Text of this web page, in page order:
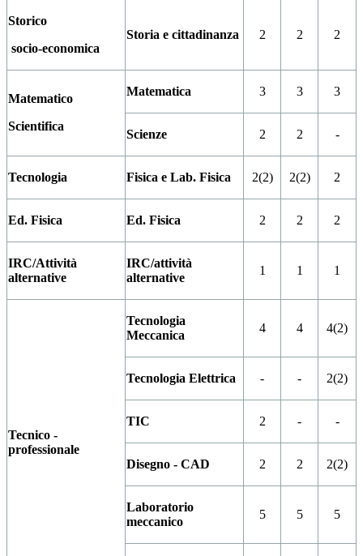
Storico
socio-economica
Storia e cittadinanza 2 2 2
Matematico
Scientifica
Matematica 3 3 3
Scienze 2 2 -
Tecnologia Fisica e Lab. Fisica 2(2) 2(2) 2
Ed. Fisica Ed. Fisica 2 2 2
IRC/Attività
alternative
IRC/attività
alternative
1 1 1
Tecnico -
professionale
Tecnologia
Meccanica
4 4 4(2)
Tecnologia Elettrica - - 2(2)
TIC 2 - -
Disegno - CAD 2 2 2(2)
Laboratorio
meccanico
5 5 5